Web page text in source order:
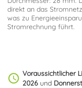
direkt an das
was zu
Stromrechnung führt.
schedule Voraussichtlicher
2026 und